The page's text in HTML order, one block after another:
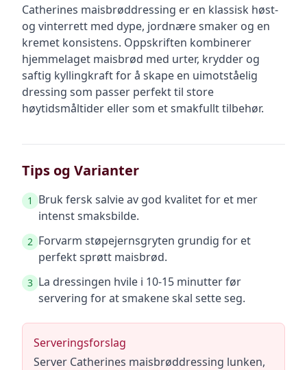
Catherines maisbrøddressing er en klassisk høst-
og vinterrett med dype, jordnære smaker og en
kremet konsistens. Oppskriften kombinerer
hjemmelaget maisbrød med urter, krydder og
saftig kyllingkraft for å skape en uimotståelig
dressing som passer perfekt til store
høytidsmåltider eller som et smakfullt tilbehør.
Tips og Varianter
1
Bruk fersk salvie av god kvalitet for et mer
intenst smaksbilde.
2 Forvarm støpejernsgryten grundig for et
perfekt sprøtt maisbrød.
3 La dressingen hvile i 10-15 minutter før
servering for at smakene skal sette seg.
Serveringsforslag
Server Catherines maisbrøddressing lunken,